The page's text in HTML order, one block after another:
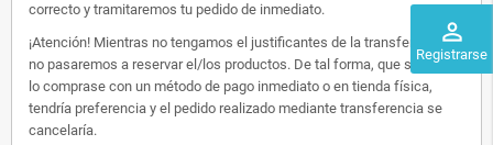
perm_identity
Registrarse
correcto y tramitaremos tu pedido de inmediato.
¡Atención! Mientras no tengamos el justificantes de la transferencia,
no pasaremos a reservar el/los productos. De tal forma, que si alguien
lo comprase con un método de pago inmediato o en tienda física,
tendría preferencia y el pedido realizado mediante transferencia se
cancelaría.